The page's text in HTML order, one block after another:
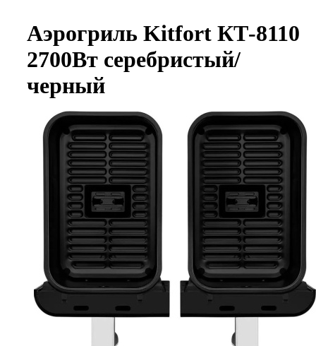
Аэрогриль Kitfort КТ-8110
2700Вт серебристый/
черный